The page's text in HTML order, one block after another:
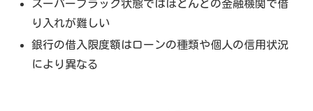
スーパーブラック状態ではほとんどの金融機関で借
り入れが難しい
銀行の借入限度額はローンの種類や個人の信用状況
により異なる